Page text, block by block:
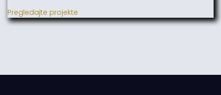
Pregledajte projekte